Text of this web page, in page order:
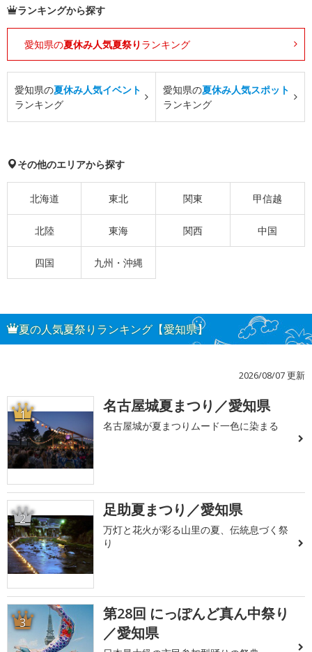
ランキングから探す
愛知県の夏休み人気夏祭り ランキング
愛知県の夏休み人気イベント
ランキング
愛知県の夏休み人気スポット
ランキング
その他のエリアから探す
北海道 東北 関東 甲信越
北陸 東海 関西 中国
四国 九州・沖縄
夏の人気夏祭りランキング【愛知県】
2026/08/07 更新
1 名古屋城夏まつり／愛知県
名古屋城が夏まつりムード一色に染まる
2 足助夏まつり／愛知県
万灯と花火が彩る山里の夏、伝統息づく祭
り
3
第28回 にっぽんど真ん中祭り
／愛知県